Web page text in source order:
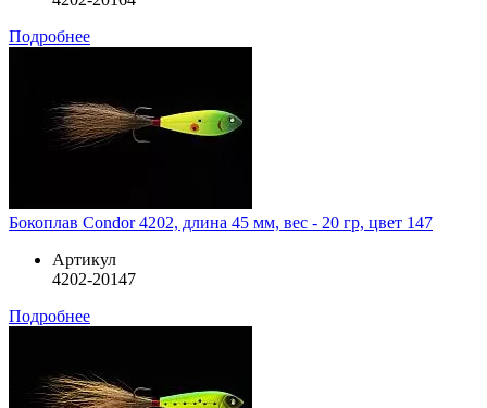
Подробнее
Бокоплав Condor 4202, длина 45 мм, вес - 20 гр, цвет 147
Артикул
4202-20147
Подробнее